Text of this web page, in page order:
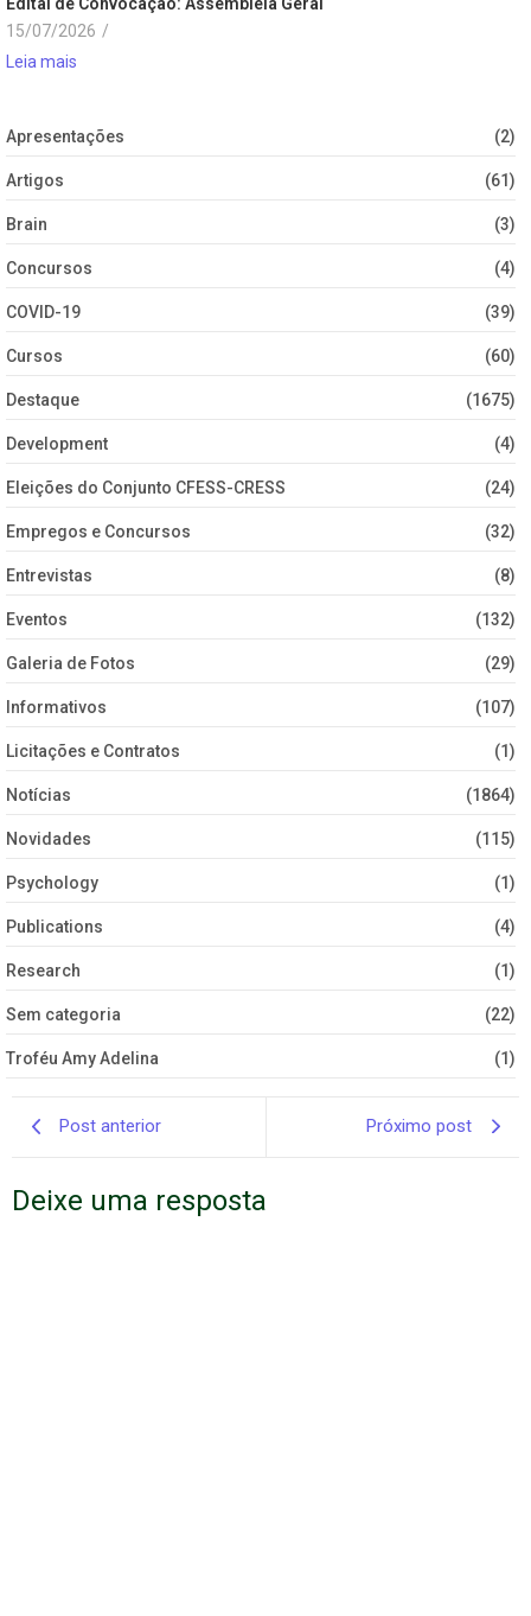
15/07/2026 /
Leia mais
Apresentações (2)
Artigos (61)
Brain (3)
Concursos (4)
COVID-19 (39)
Cursos (60)
Destaque (1675)
Development (4)
Eleições do Conjunto CFESS-CRESS (24)
Empregos e Concursos (32)
Entrevistas (8)
Eventos (132)
Galeria de Fotos (29)
Informativos (107)
Licitações e Contratos (1)
Notícias (1864)
Novidades (115)
Psychology (1)
Publications (4)
Research (1)
Sem categoria (22)
Troféu Amy Adelina (1)
Post anterior Próximo post
Deixe uma resposta